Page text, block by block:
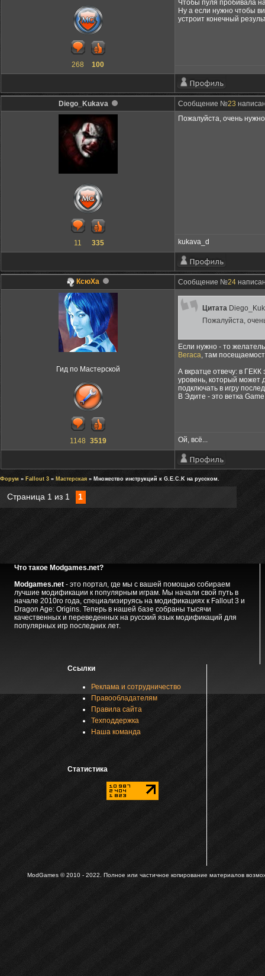
268 100
Чтобы пуля пробивала
Ну а если нужно чтобы
устроит конечный
Diego_Kukava Сообщение №23
11 335
Пожалуйста, очень
kukava_d
КсюXa Сообщение №24
Гид по Мастерской
1148 3519
Цитата
Пожалуйста,
Если нужно - то
Вегаса, там
А вкратце отвечу: в
уровень, который может
подключать в игру
В Эдите - это ветка
Ой, всё...
Форум » Fallout 3 » Мастерская » Множество инструкций к G.E.C.K на русском.
Страница 1 из 1 1
Что такое Modgames.net?
Modgames.net- это портал, где мы с вашей помощью собираем
лучшие модификации к популярным играм. Мы начали свой путь в
начале 2010го года, специализируясь на модификациях к Fallout 3 и
Dragon Age: Origins. Теперь в нашей базе собраны тысячи
качественных и переведенных на русский язык модификаций для
популярных игр последних лет.
Ссылки
Реклама и сотрудничество
Правообладателям
Правила сайта
Техподдержка
Наша команда
Статистика
ModGames © 2010 - 2022. Полное или частичное копирование материалов